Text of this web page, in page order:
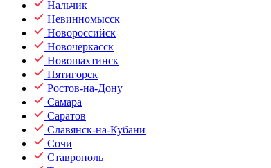
Нальчик
Невинномысск
Новороссийск
Новочеркасск
Новошахтинск
Пятигорск
Ростов-на-Дону
Самара
Саратов
Славянск-на-Кубани
Сочи
Ставрополь